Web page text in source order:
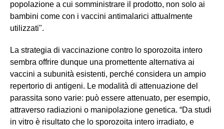
popolazione a cui somministrare il prodotto, non solo ai
bambini come con i vaccini antimalarici attualmente
utilizzati".
La strategia di vaccinazione contro lo sporozoita intero
sembra offrire dunque una promettente alternativa ai
vaccini a subunità esistenti, perché considera un ampio
repertorio di antigeni. Le modalità di attenuazione del
parassita sono varie: può essere attenuato, per esempio,
attraverso radiazioni o manipolazione genetica. “Da studi
in vitro è risultato che lo sporozoita intero irradiato, e